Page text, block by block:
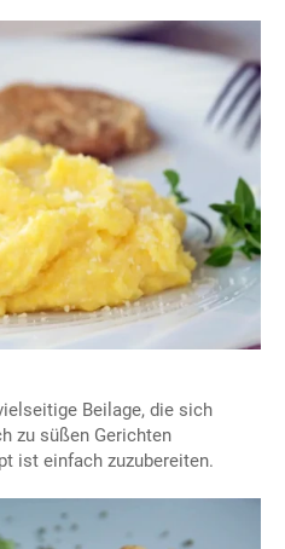
Beilage, die sich
zu süßen Gerichten
ist einfach zuzubereiten.